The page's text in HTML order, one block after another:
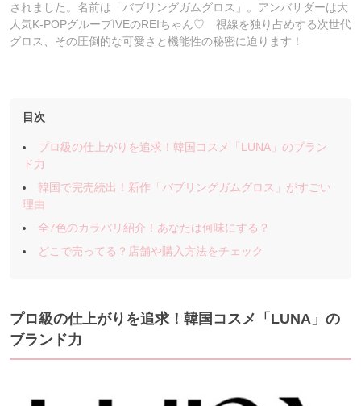
されました。名前は「バブリングガムグロス」。アンバサダーは大
人気K-POPグループIVEのREIちゃん♡ 視線を独り占めする次世代
グロス、その圧倒的な可愛さと機能性の秘密に迫ります！
目次
プロ級の仕上がりを追求！韓国コスメ「LUNA」のブラン
ド力
韓国で完売続出！新作「バブリングガムグロス」がすごい
理由
全7色のカラバリ紹介！あなたは何味にする？
どこで売ってる？店舗や購入方法をチェック
プロ級の仕上がりを追求！韓国コスメ「LUNA」の
ブランド力